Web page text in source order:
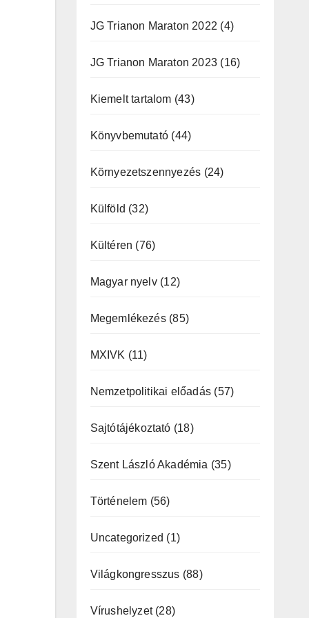
JG Trianon Maraton 2022 (4)
JG Trianon Maraton 2023 (16)
Kiemelt tartalom (43)
Könyvbemutató (44)
Környezetszennyezés (24)
Külföld (32)
Kültéren (76)
Magyar nyelv(12)
Megemlékezés(85)
MXIVK (11)
Nemzetpolitikai előadás (57)
Sajtótájékoztató (18)
Szent László Akadémia (35)
Történelem (56)
Uncategorized (1)
Világkongresszus (88)
Vírushelyzet(28)